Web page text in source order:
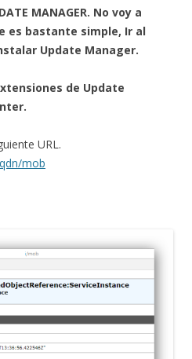
MANAGER. No voy a
es bastante simple, Ir al
Update Manager.
de Update
URL.
mob